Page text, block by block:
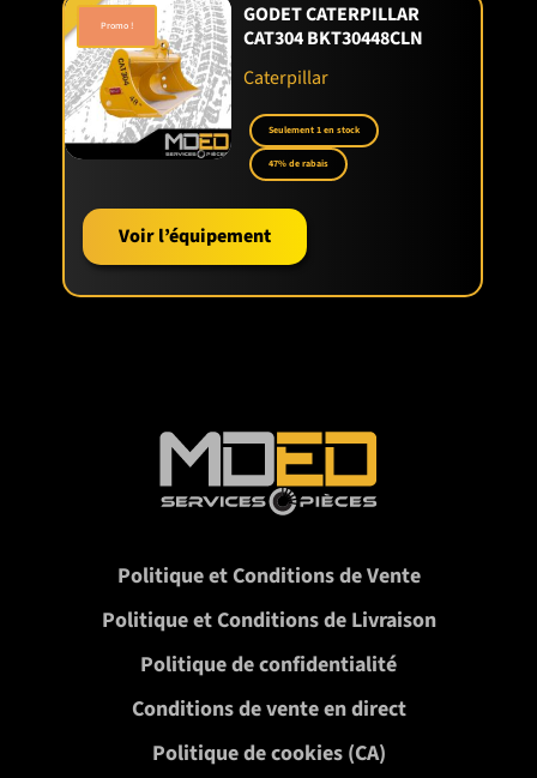
Promo !
GODET CATERPILLAR
CAT304 BKT30448CLN
Caterpillar
Seulement 1 en stock
47% de rabais
Voir l’équipement
Politique et Conditions de Vente
Politique et Conditions de Livraison
Politique de confidentialité
Conditions de vente en direct
Politique de cookies (CA)